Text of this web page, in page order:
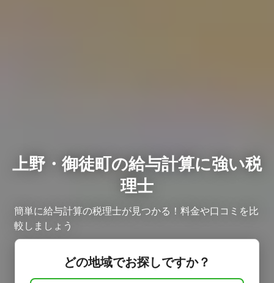
上野・御徒町の給与計算に強い税
理士
簡単に給与計算の税理士が見つかる！料金や口コミを比
較しましょう ​
どの地域でお探しですか？